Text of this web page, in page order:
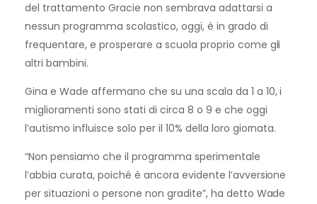
del trattamento Gracie non sembrava adattarsi a
nessun programma scolastico, oggi, è in grado di
frequentare, e prosperare a scuola proprio come gli
altri bambini.
Gina e Wade affermano che su una scala da 1 a 10, i
miglioramenti sono stati di circa 8 o 9 e che oggi
l’autismo influisce solo per il 10% della loro giornata.
“Non pensiamo che il programma sperimentale
l’abbia curata, poiché è ancora evidente l’avversione
per situazioni o persone non gradite”, ha detto Wade